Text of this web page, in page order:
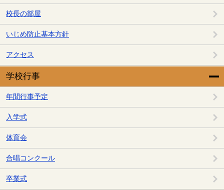
校長の部屋
いじめ防止基本方針
アクセス
学校行事
年間行事予定
入学式
体育会
合唱コンクール
卒業式